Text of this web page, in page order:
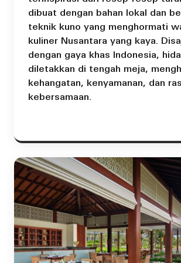
dibuat dengan bahan lokal dan
teknik kuno yang menghormati
kuliner Nusantara yang kaya.
dengan gaya khas Indonesia,
diletakkan di tengah meja,
kehangatan, kenyamanan, dan
kebersamaan.